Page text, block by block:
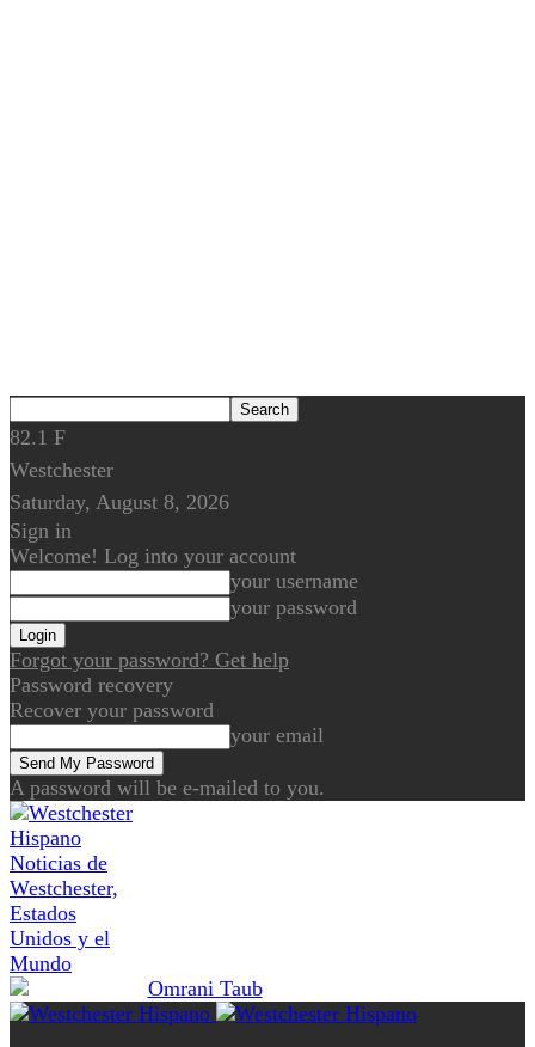
82.1 F
Westchester
Saturday, August 8, 2026
Sign in
Welcome! Log into your account
your username
your password
Forgot your password? Get help
Password recovery
Recover your password
your email
A password will be e-mailed to you.
Noticias de
Westchester,
Estados
Unidos y el
Mundo